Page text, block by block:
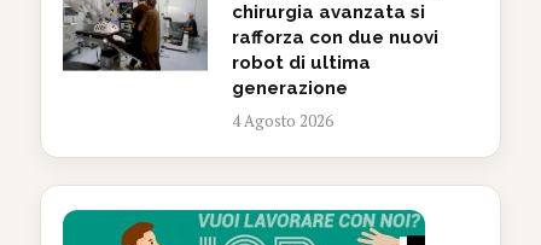
chirurgia avanzata si
rafforza con due nuovi
robot di ultima
generazione
4 Agosto 2026